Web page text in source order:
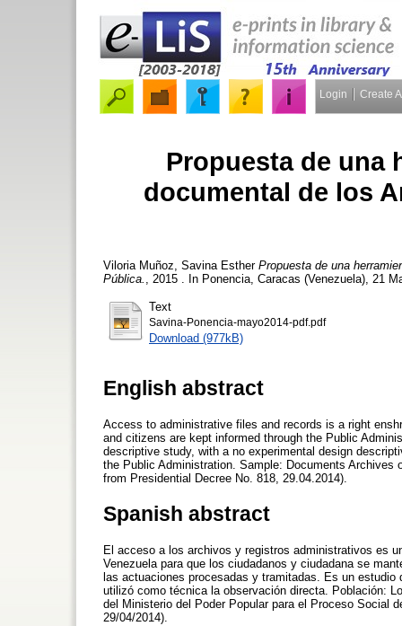
Login Create
Propuesta de una
documental de los
Viloria Muñoz, Savina Esther Propuesta de una
Pública.
, 2015 . In Ponencia, Caracas (Venezuela), 21
Text
Savina-Ponencia-mayo2014-pdf.pdf
Download (977kB)
English abstract
Access to administrative files and records is a right
and citizens are kept informed through the Public
descriptive study, with a no experimental design
the Public Administration. Sample: Documents
from Presidential Decree No. 818, 29.04.2014).
Spanish abstract
El acceso a los archivos y registros administrativos es
Venezuela para que los ciudadanos y ciudadana se
las actuaciones procesadas y tramitadas. Es un
utilizó como técnica la observación directa. Población:
del Ministerio del Poder Popular para el Proceso Social
29/04/2014).